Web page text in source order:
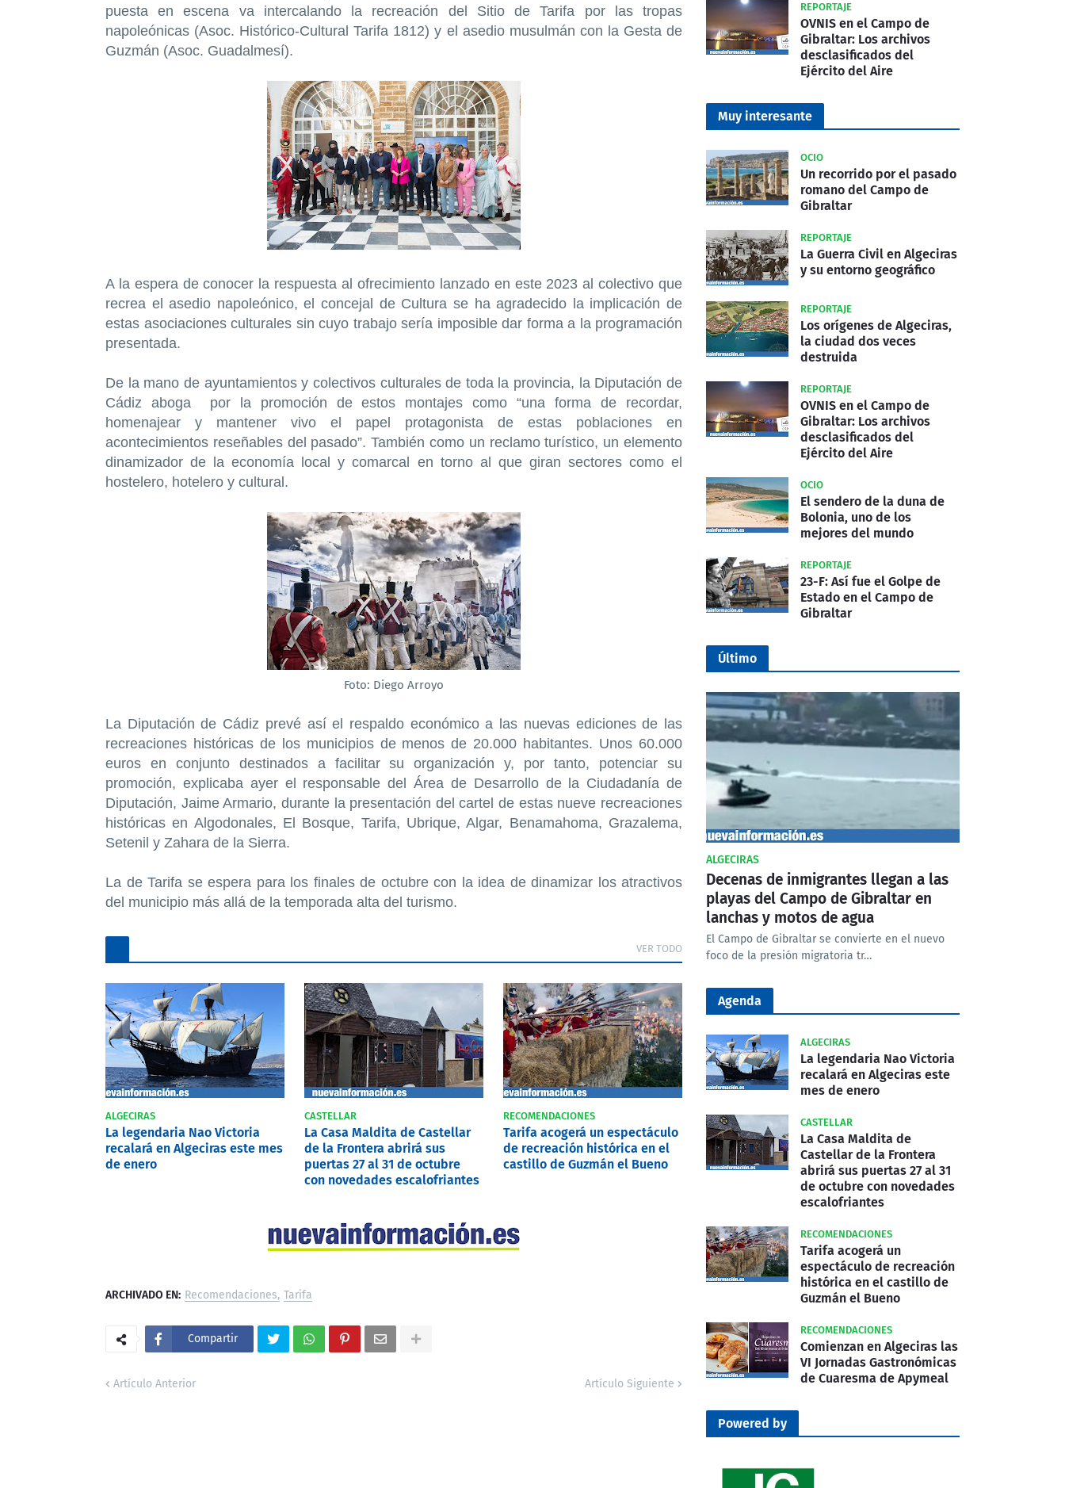
puesta en escena va intercalando la recreación del Sitio de Tarifa por las tropas
napoleónicas (Asoc. Histórico-Cultural Tarifa 1812) y el asedio musulmán con la Gesta de
Guzmán (Asoc. Guadalmesí).
A la espera de conocer la respuesta al ofrecimiento lanzado en este 2023 al colectivo que
recrea el asedio napoleónico, el concejal de Cultura se ha agradecido la implicación de
estas asociaciones culturales sin cuyo trabajo sería imposible dar forma a la programación
presentada.
De la mano de ayuntamientos y colectivos culturales de toda la provincia, la Diputación de
Cádiz aboga por la promoción de estos montajes como “una forma de recordar,
homenajear y mantener vivo el papel protagonista de estas poblaciones en
acontecimientos reseñables del pasado”. También como un reclamo turístico, un elemento
dinamizador de la economía local y comarcal en torno al que giran sectores como el
hostelero, hotelero y cultural.
Foto: Diego Arroyo
La Diputación de Cádiz prevé así el respaldo económico a las nuevas ediciones de las
recreaciones históricas de los municipios de menos de 20.000 habitantes. Unos 60.000
euros en conjunto destinados a facilitar su organización y, por tanto, potenciar su
promoción, explicaba ayer el responsable del Área de Desarrollo de la Ciudadanía de
Diputación, Jaime Armario, durante la presentación del cartel de estas nueve recreaciones
históricas en Algodonales, El Bosque, Tarifa, Ubrique, Algar, Benamahoma, Grazalema,
Setenil y Zahara de la Sierra.
La de Tarifa se espera para los finales de octubre con la idea de dinamizar los atractivos
del municipio más allá de la temporada alta del turismo.
VER TODO
ALGECIRAS
La legendaria Nao Victoria
recalará en Algeciras este mes
de enero
CASTELLAR
La Casa Maldita de Castellar
de la Frontera abrirá sus
puertas 27 al 31 de octubre
con novedades escalofriantes
RECOMENDACIONES
Tarifa acogerá un espectáculo
de recreación histórica en el
castillo de Guzmán el Bueno
ARCHIVADO EN: Recomendaciones Tarifa
Compartir
Artículo Anterior Artículo Siguiente
REPORTAJE
OVNIS en el Campo de
Gibraltar: Los archivos
desclasificados del
Ejército del Aire
Muy interesante
OCIO
Un recorrido por el pasado
romano del Campo de
Gibraltar
REPORTAJE
La Guerra Civil en Algeciras
y su entorno geográfico
REPORTAJE
Los orígenes de Algeciras,
la ciudad dos veces
destruida
REPORTAJE
OVNIS en el Campo de
Gibraltar: Los archivos
desclasificados del
Ejército del Aire
OCIO
El sendero de la duna de
Bolonia, uno de los
mejores del mundo
REPORTAJE
23-F: Así fue el Golpe de
Estado en el Campo de
Gibraltar
Último
ALGECIRAS
Decenas de inmigrantes llegan a las
playas del Campo de Gibraltar en
lanchas y motos de agua
El Campo de Gibraltar se convierte en el nuevo
foco de la presión migratoria tr…
Agenda
ALGECIRAS
La legendaria Nao Victoria
recalará en Algeciras este
mes de enero
CASTELLAR
La Casa Maldita de
Castellar de la Frontera
abrirá sus puertas 27 al 31
de octubre con novedades
escalofriantes
RECOMENDACIONES
Tarifa acogerá un
espectáculo de recreación
histórica en el castillo de
Guzmán el Bueno
RECOMENDACIONES
Comienzan en Algeciras las
VI Jornadas Gastronómicas
de Cuaresma de Apymeal
Powered by